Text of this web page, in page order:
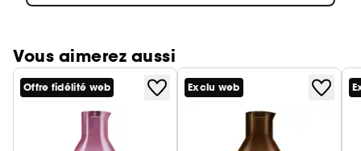
Vous aimerez aussi
Offre fidélité web Exclu web